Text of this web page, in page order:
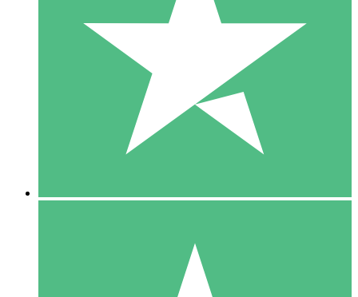
Betaal per gebruik met downloadtegoeden. Geen maandelijkse
1000
10 Downloaden
20 00